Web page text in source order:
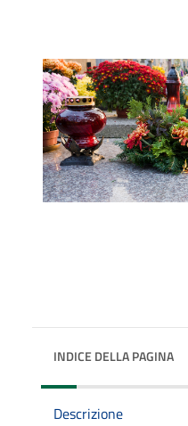
INDICE DELLA PAGINA
Descrizione